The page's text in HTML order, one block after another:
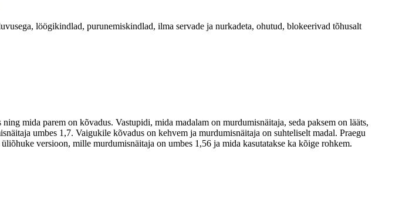
löögikindlad, purunemiskindlad, ilma servade ja nurkadeta, ohutud, blokeerivad tõhusalt
mida parem on kõvadus. Vastupidi, mida madalam on murdumisnäitaja, seda paksem on lääts,
umbes 1,7. Vaigukile kõvadus on kehvem ja murdumisnäitaja on suhteliselt madal. Praegu
versioon, mille murdumisnäitaja on umbes 1,56 ja mida kasutatakse ka kõige rohkem.